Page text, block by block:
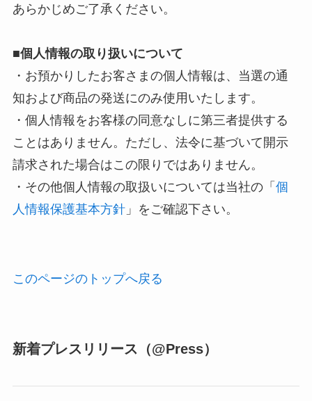
あらかじめご了承ください。
■個人情報の取り扱いについて
・お預かりしたお客さまの個人情報は、当選の通
知および商品の発送にのみ使用いたします。
・個人情報をお客様の同意なしに第三者提供する
ことはありません。ただし、法令に基づいて開示
請求された場合はこの限りではありません。
・その他個人情報の取扱いについては当社の「 個
人情報保護基本方針」をご確認下さい。
このページのトップへ戻る
新着プレスリリース（@Press）